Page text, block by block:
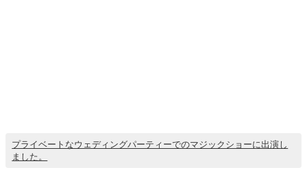
プライベートなウェディングパーティーでのマジックショーに出演し
ました。